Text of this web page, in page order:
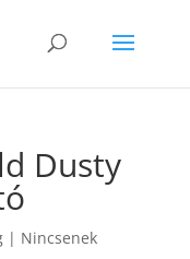
Dusty
| Nincsenek